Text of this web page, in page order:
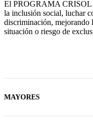
El PROGRAMA CRISOL
la inclusión social, luchar
discriminación, mejorando
situación o riesgo de
MAYORES